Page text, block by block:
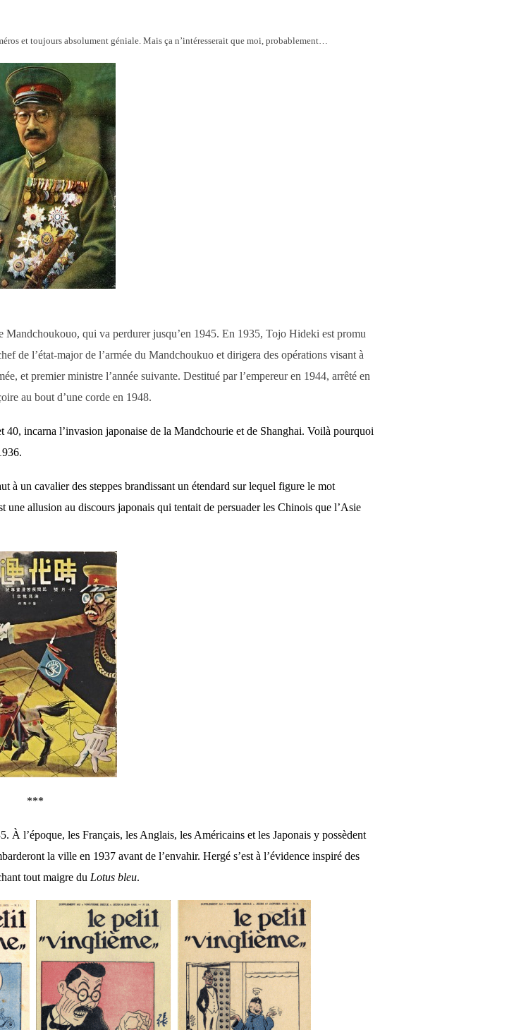
et toujours absolument géniale. Mais ça n’intéresserait que moi, probablement…
qui va perdurer jusqu’en 1945. En 1935, Tojo Hideki est promu
de l’état-major de l’armée du Mandchoukuo et dirigera des opérations visant à
et premier ministre l’année suivante. Destitué par l’empereur en 1944, arrêté en
au bout d’une corde en 1948.
40, incarna l’invasion japonaise de la Mandchourie et de Shanghai. Voilà pourquoi
à un cavalier des steppes brandissant un étendard sur lequel figure le mot
une allusion au discours japonais qui tentait de persuader les Chinois que l’Asie
***
À l’époque, les Français, les Anglais, les Américains et les Japonais y possèdent
la ville en 1937 avant de l’envahir. Hergé s’est à l’évidence inspiré des
tout maigre du Lotus bleu.